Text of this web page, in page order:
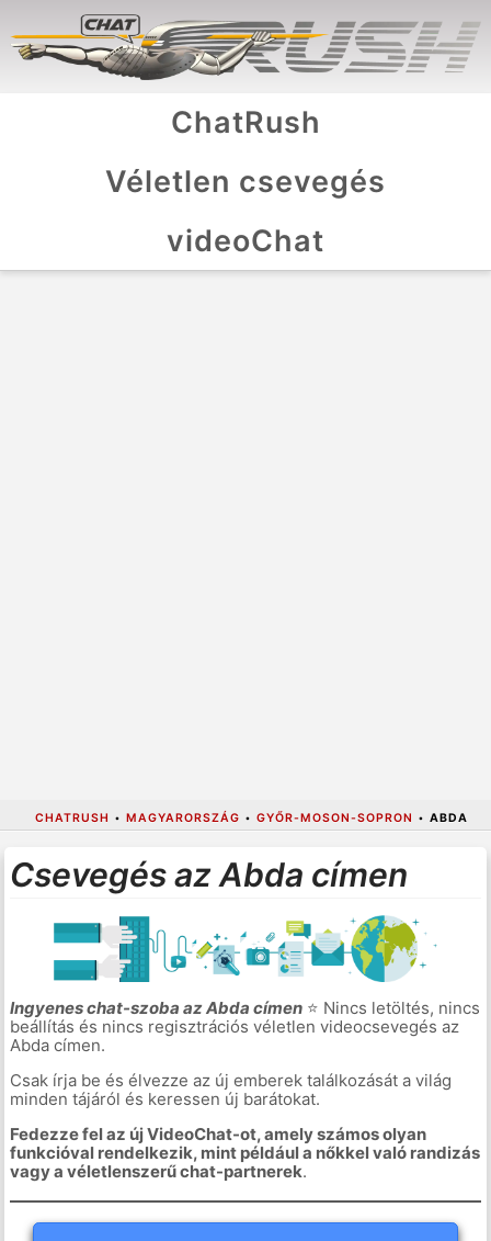
ChatRush
Véletlen csevegés
videoChat
CHATRUSH • MAGYARORSZÁG • GYŐR-MOSON-SOPRON • ABDA
Csevegés az Abda címen
Ingyenes chat-szoba az Abda címen⭐ Nincs letöltés, nincs
beállítás és nincs regisztrációs véletlen videocsevegés az
Abda címen.
Csak írja be és élvezze az új emberek találkozását a világ
minden tájáról és keressen új barátokat.
Fedezze fel az új VideoChat-ot, amely számos olyan
funkcióval rendelkezik, mint például a nőkkel való randizás
vagy a véletlenszerű chat-partnerek.